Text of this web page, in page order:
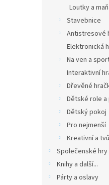
Loutky a
Stavebnice
Antistresové
Elektronická
Na ven a
Interaktivní
Dřevěné
Dětské role
Dětský pokoj
Pro nejmenší
Kreativní a
Společenské hry
Knihy a další...
Párty a oslavy